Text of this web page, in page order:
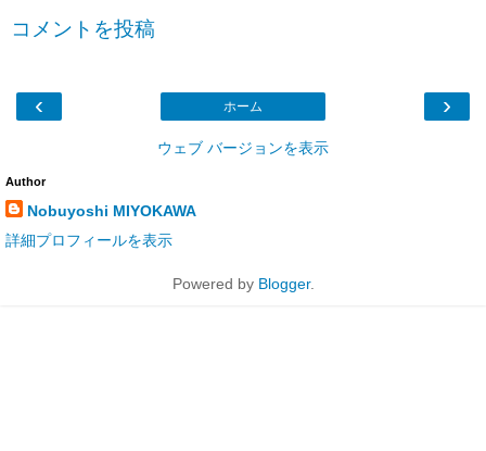
コメントを投稿
‹ ›
ホーム
ウェブ バージョンを表示
Author
Nobuyoshi MIYOKAWA
詳細プロフィールを表示
Powered by Blogger.